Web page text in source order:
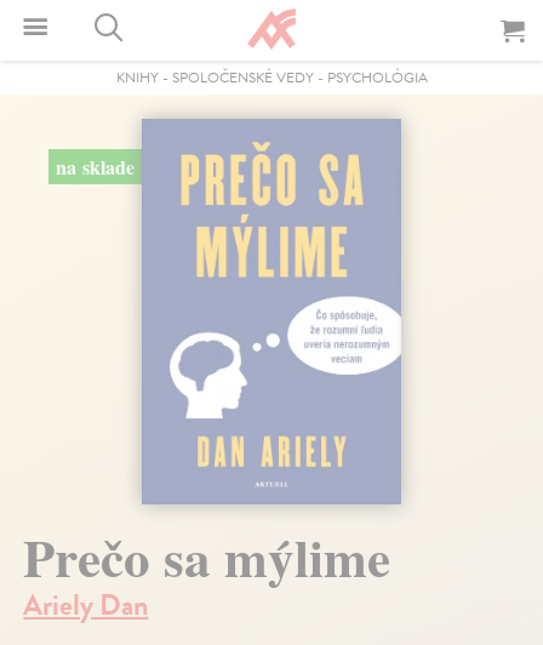
KNIHY- SPOLOČENSKÉ VEDY- PSYCHOLÓGIA
na sklade
Prečo sa mýlime
Ariely Dan